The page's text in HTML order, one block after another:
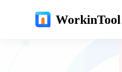
WorkinTool